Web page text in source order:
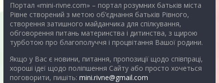
Портал «mini-rivne.com» – портал розумних батьків міста
Рівне створений з метою об’єднання батьків Рівного,
створення затишного майданчика для спілкування,
обговорення питань материнства і дитинства, з щирою
турботою про благополуччя і процвітання Вашої родини.
Якщо у Вас є новини, питання, пропозиції щодо співпраці,
хороші ідеї щодо поліпшення Сайту або просто хочеться
поговорити, пишіть: mini.rivne@gmail.com